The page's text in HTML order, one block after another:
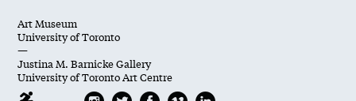
Art Museum
University of Toronto
—
Justina M. Barnicke Gallery
University of Toronto Art Centre